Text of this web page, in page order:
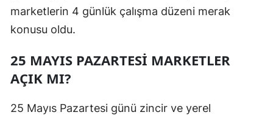
marketlerin 4 günlük çalışma düzeni merak
konusu oldu.
25 MAYIS PAZARTESİ MARKETLER
AÇIK MI?
25 Mayıs Pazartesi günü zincir ve yerel